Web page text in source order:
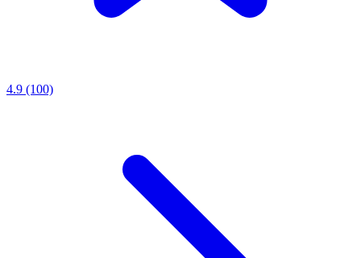
4.9 (100)